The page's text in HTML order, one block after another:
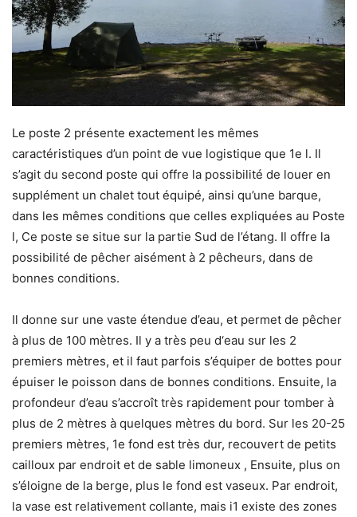
Le poste 2 présente exactement les mêmes
caractéristiques d’un point de vue logistique que 1e l. Il
s’agit du second poste qui offre la possibilité de louer en
supplément un chalet tout équipé, ainsi qu’une barque,
dans les mêmes conditions que celles expliquées au Poste
l, Ce poste se situe sur la partie Sud de l’étang. Il offre la
possibilité de pêcher aisément à 2 pêcheurs, dans de
bonnes conditions.
Il donne sur une vaste étendue d’eau, et permet de pêcher
à plus de 100 mètres. Il y a très peu d‘eau sur les 2
premiers mètres, et il faut parfois s’équiper de bottes pour
épuiser le poisson dans de bonnes conditions. Ensuite, la
profondeur d’eau s’accroît très rapidement pour tomber à
plus de 2 mètres à quelques mètres du bord. Sur les 20-25
premiers mètres, 1e fond est très dur, recouvert de petits
cailloux par endroit et de sable limoneux , Ensuite, plus on
s’éloigne de la berge, plus le fond est vaseux. Par endroit,
la vase est relativement collante, mais i1 existe des zones